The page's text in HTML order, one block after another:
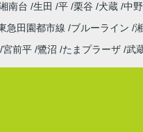
南台 生田 平 栗谷 犬蔵 中
急田園都市線 ブルーライン
宮前平 鷺沼 たまプラーザ 武